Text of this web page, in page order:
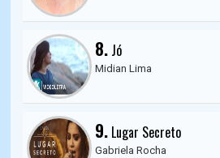
8. Jó
Midian Lima
9. Lugar Secreto
Gabriela Rocha